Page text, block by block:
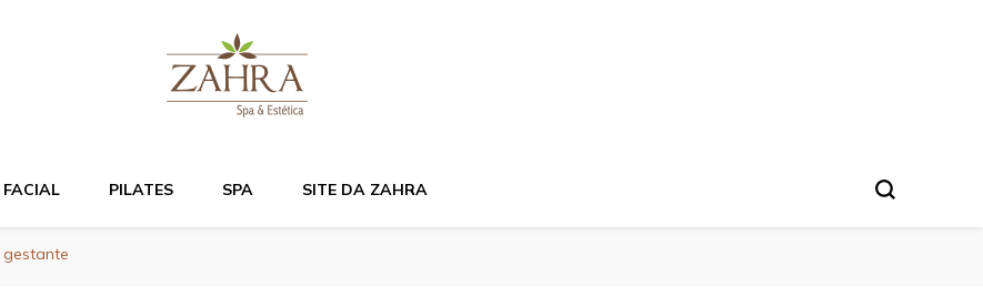
estar e relaxamento
FACIAL PILATES SPA SITE DA ZAHRA
gestante